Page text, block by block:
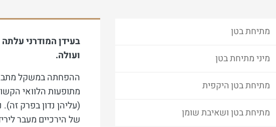
מתיחת בטן
מיני מתיחת בטן
מתיחת בטן היקפית
מתיחת בטן ושאיבת שומן
בעידן המודרני
ועולה.
ההפחתה במשקל
מתופעות הלוואי
(עליהן נדון בפרק
של הירכיים מעבר